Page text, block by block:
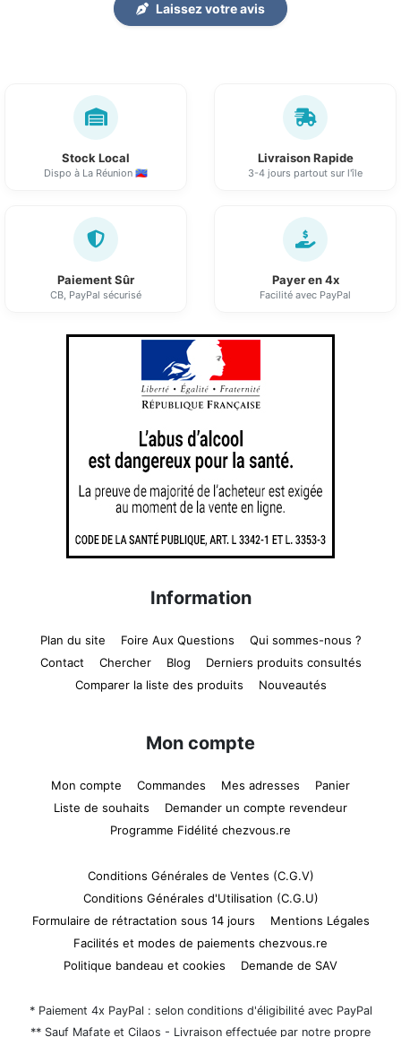
Laissez votre avis
Stock Local
Dispo à La Réunion 🇷🇪
Livraison Rapide
3-4 jours partout sur l'île
Paiement Sûr
CB, PayPal sécurisé
Payer en 4x
Facilité avec PayPal
Information
Plan du site Foire Aux Questions
Qui sommes-nous ?
Contact
Chercher Blog
Derniers produits consultés
Comparer la liste des produits
Nouveautés
Mon compte
Mon compte Commandes Mes adresses
Panier
Liste de souhaits
Demander un compte revendeur
Programme Fidélité chezvous.re
Conditions Générales de Ventes (C.G.V)
Conditions Générales d'Utilisation (C.G.U)
Formulaire de rétractation sous 14 jours
Mentions Légales
Facilités et modes de paiements chezvous.re
Politique bandeau et cookies
Demande de SAV
* Paiement 4x PayPal : selon conditions d'éligibilité avec PayPal
** Sauf Mafate et Cilaos - Livraison effectuée par notre propre